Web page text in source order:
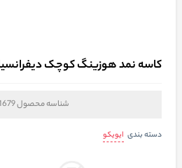
کاسه نمد هوزینگ کوچک دیفرانسیل 440
شناسه محصول
دسته بندی ایویکو